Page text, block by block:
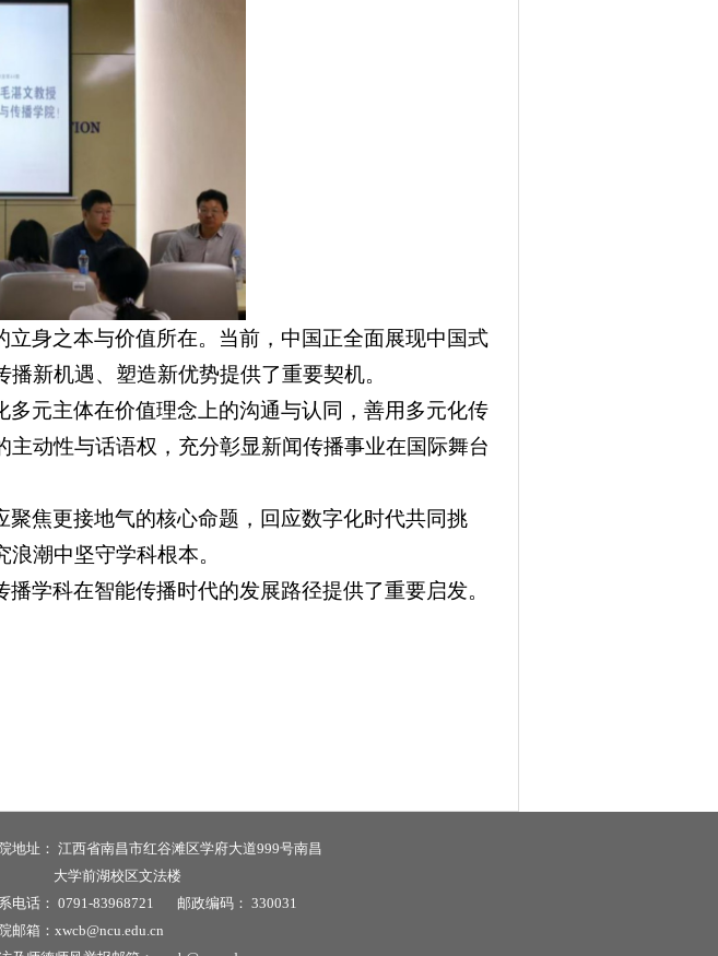
身之本与价值所在。当前，中国正全面展现中国式
新机遇、塑造新优势提供了重要契机。
元主体在价值理念上的沟通与认同，善用多元化传
动性与话语权，充分彰显新闻传播事业在国际舞台
焦更接地气的核心命题，回应数字化时代共同挑
潮中坚守学科根本。
学科在智能传播时代的发展路径提供了重要启发。
地址： 江西省南昌市红谷滩区学府大道999号南昌
大学前湖校区文法楼
电话： 0791-83968721 邮政编码： 330031
邮箱：xwcb@ncu.edu.cn